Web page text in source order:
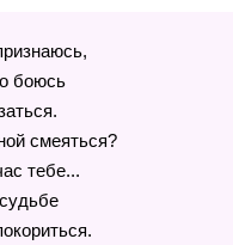
боюсь
смеяться?
тебе...